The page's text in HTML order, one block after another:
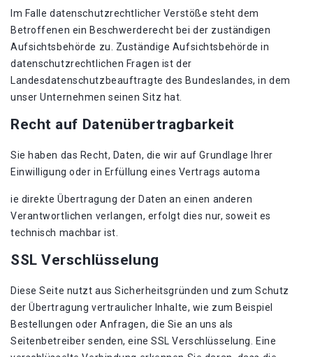
Im Falle datenschutzrechtlicher Verstöße steht dem
Betroffenen ein Beschwerderecht bei der zuständigen
Aufsichtsbehörde zu. Zuständige Aufsichtsbehörde in
datenschutzrechtlichen Fragen ist der
Landesdatenschutzbeauftragte des Bundeslandes, in dem
unser Unternehmen seinen Sitz hat.
Recht auf Datenübertragbarkeit
Sie haben das Recht, Daten, die wir auf Grundlage Ihrer
Einwilligung oder in Erfüllung eines Vertrags automa
ie direkte Übertragung der Daten an einen anderen
Verantwortlichen verlangen, erfolgt dies nur, soweit es
technisch machbar ist.
SSL Verschlüsselung
Diese Seite nutzt aus Sicherheitsgründen und zum Schutz
der Übertragung vertraulicher Inhalte, wie zum Beispiel
Bestellungen oder Anfragen, die Sie an uns als
Seitenbetreiber senden, eine SSL Verschlüsselung. Eine